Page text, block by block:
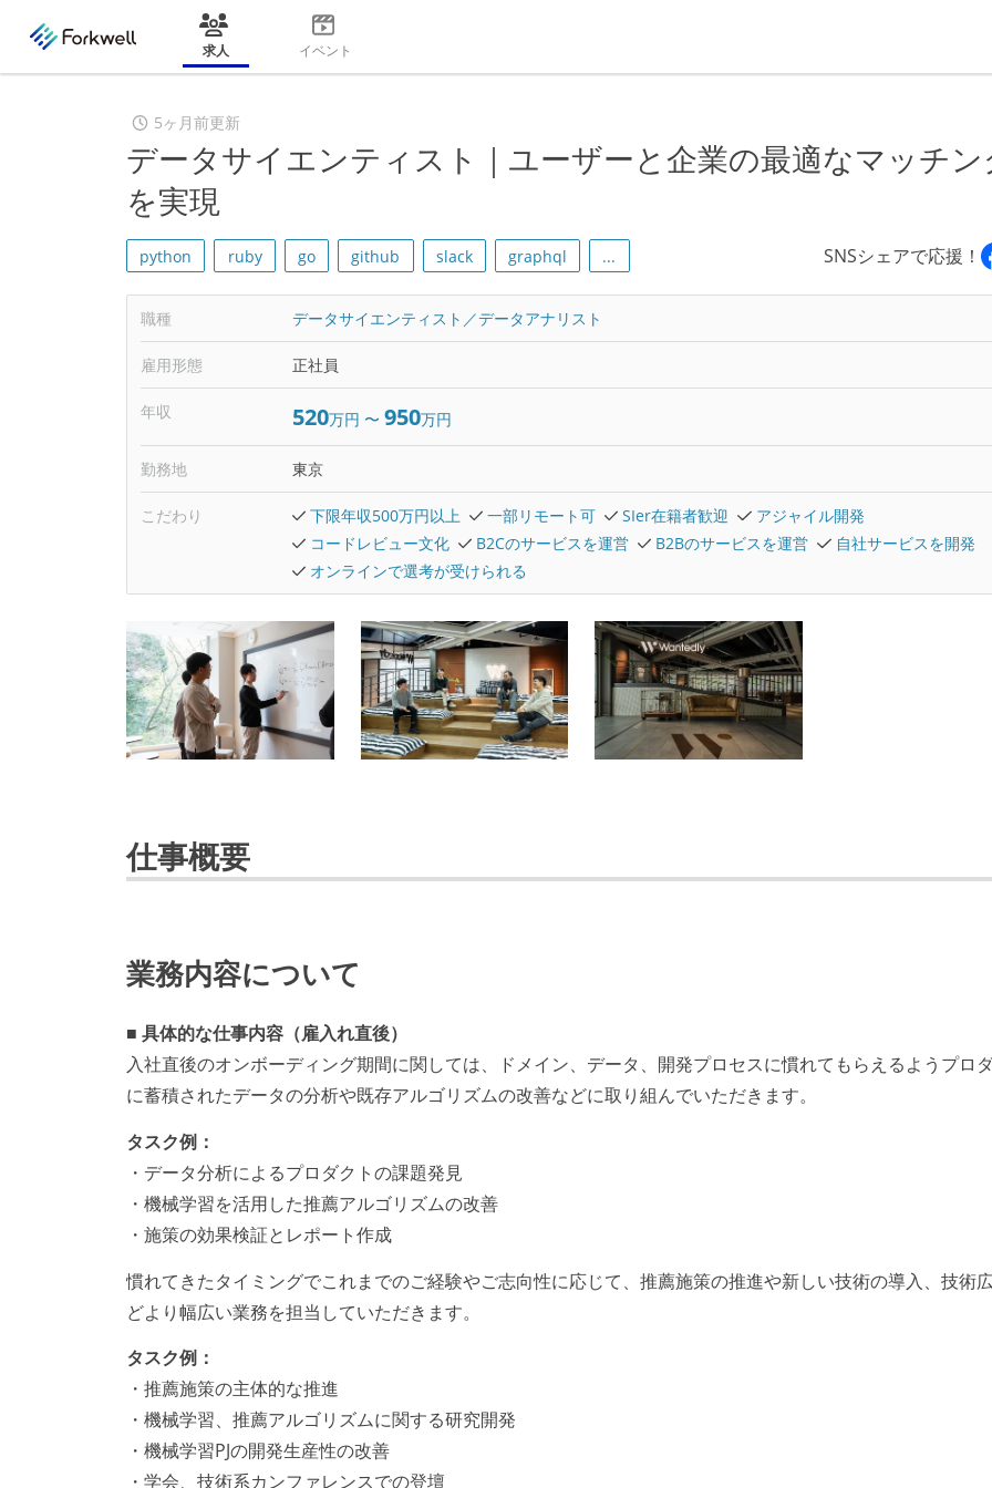
求人 イベント
5ヶ月前更新
データサイエンティスト｜ユーザーと企業の最適なマッチン
を実現
python ruby go github slack graphql ... SNSシェアで応援！
職種 データサイエンティスト／データアナリスト
雇用形態 正社員
年収 520万円 〜 950万円
勤務地 東京
こだわり 下限年収500万円以上 一部リモート可 SIer在籍者歓迎
アジャイル開発
コードレビュー文化
B2Cのサービスを運営 B2Bのサービスを運営
自社サービスを開発
オンラインで選考が受けられる
仕事概要
業務内容について
■ 具体的な仕事内容（雇入れ直後）
入社直後のオンボーディング期間に関しては、ドメイン、データ、開発プロセスに慣れてもらえるようプロ
に蓄積されたデータの分析や既存アルゴリズムの改善などに取り組んでいただきます。
タスク例：
・データ分析によるプロダクトの課題発見
・機械学習を活用した推薦アルゴリズムの改善
・施策の効果検証とレポート作成
慣れてきたタイミングでこれまでのご経験やご志向性に応じて、推薦施策の推進や新しい技術の導入、技術
どより幅広い業務を担当していただきます。
タスク例：
・推薦施策の主体的な推進
・機械学習、推薦アルゴリズムに関する研究開発
・機械学習PJの開発生産性の改善
・学会、技術系カンファレンスでの登壇